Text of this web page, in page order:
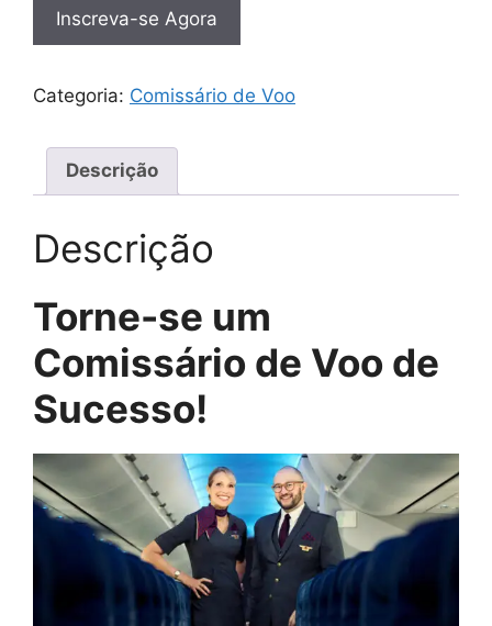
Inscreva-se Agora
Categoria: Comissário de Voo
Descrição
Descrição
Torne-se um
Comissário de Voo de
Sucesso!